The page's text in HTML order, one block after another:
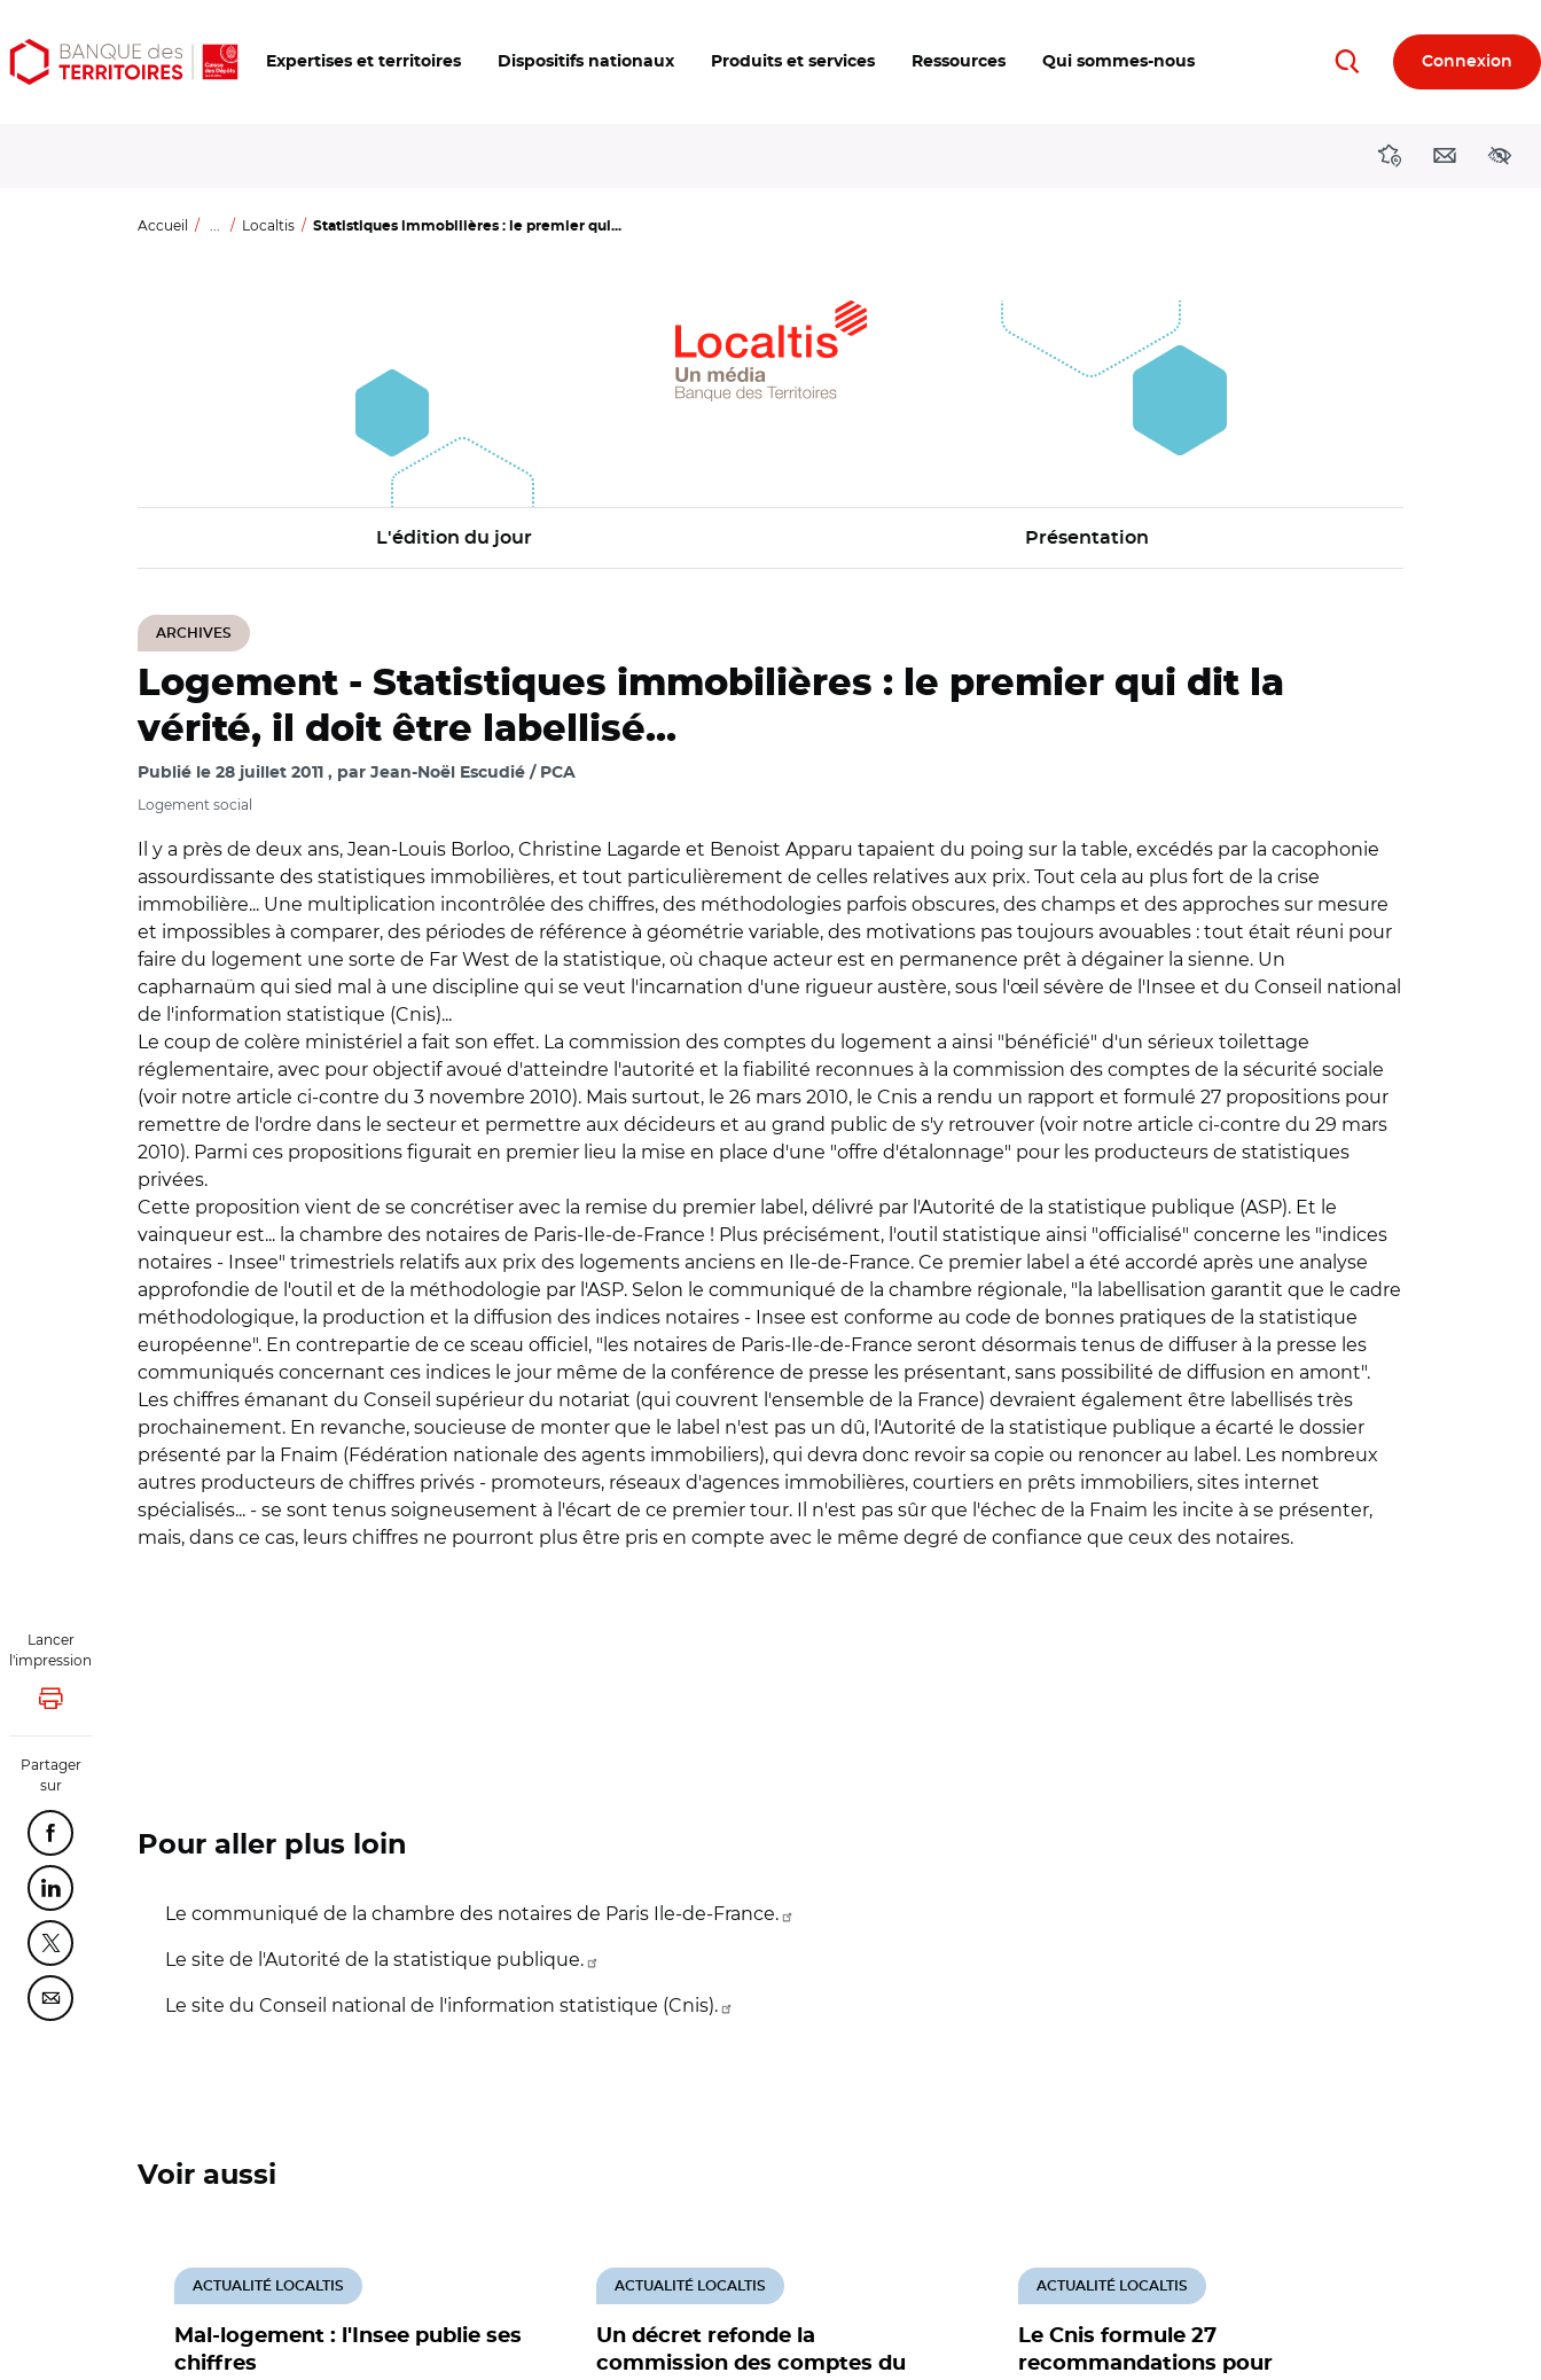
Aller
au
Aller
au
Ouvrir
les
Expertises et territoires Dispositifs nationaux Produits et services Ressources Qui sommes-nous RechercherConnexion
DirectionsContact
Accueil ... Localtis Statistiques immobilières : le premier qui...
L'édition du jour Présentation
ARCHIVES
Lancer
l'impression
Lancer l'impression
Partager
sur
Partager cette page sur Facebook
Partager cette page sur Linkedin
Partager cette page sur Twitter
Partager cette page sur Courriel
Logement - Statistiques immobilières : le premier qui dit la
vérité, il doit être labellisé...
Publié le 28 juillet 2011 par Jean-Noël Escudié / PCA
Logement social
Il y a près de deux ans, Jean-Louis Borloo, Christine Lagarde et Benoist Apparu tapaient du poing sur la table, excédés par la cacophonie
assourdissante des statistiques immobilières, et tout particulièrement de celles relatives aux prix. Tout cela au plus fort de la crise
immobilière... Une multiplication incontrôlée des chiffres, des méthodologies parfois obscures, des champs et des approches sur mesure
et impossibles à comparer, des périodes de référence à géométrie variable, des motivations pas toujours avouables : tout était réuni pour
faire du logement une sorte de Far West de la statistique, où chaque acteur est en permanence prêt à dégainer la sienne. Un
capharnaüm qui sied mal à une discipline qui se veut l'incarnation d'une rigueur austère, sous l'œil sévère de l'Insee et du Conseil national
de l'information statistique (Cnis)...
Le coup de colère ministériel a fait son effet. La commission des comptes du logement a ainsi "bénéficié" d'un sérieux toilettage
réglementaire, avec pour objectif avoué d'atteindre l'autorité et la fiabilité reconnues à la commission des comptes de la sécurité sociale
(voir notre article ci-contre du 3 novembre 2010). Mais surtout, le 26 mars 2010, le Cnis a rendu un rapport et formulé 27 propositions pour
remettre de l'ordre dans le secteur et permettre aux décideurs et au grand public de s'y retrouver (voir notre article ci-contre du 29 mars
2010). Parmi ces propositions figurait en premier lieu la mise en place d'une "offre d'étalonnage" pour les producteurs de statistiques
privées.
Cette proposition vient de se concrétiser avec la remise du premier label, délivré par l'Autorité de la statistique publique (ASP). Et le
vainqueur est... la chambre des notaires de Paris-Ile-de-France ! Plus précisément, l'outil statistique ainsi "officialisé" concerne les "indices
notaires - Insee" trimestriels relatifs aux prix des logements anciens en Ile-de-France. Ce premier label a été accordé après une analyse
approfondie de l'outil et de la méthodologie par l'ASP. Selon le communiqué de la chambre régionale, "la labellisation garantit que le cadre
méthodologique, la production et la diffusion des indices notaires - Insee est conforme au code de bonnes pratiques de la statistique
européenne". En contrepartie de ce sceau officiel, "les notaires de Paris-Ile-de-France seront désormais tenus de diffuser à la presse les
communiqués concernant ces indices le jour même de la conférence de presse les présentant, sans possibilité de diffusion en amont".
Les chiffres émanant du Conseil supérieur du notariat (qui couvrent l'ensemble de la France) devraient également être labellisés très
prochainement. En revanche, soucieuse de monter que le label n'est pas un dû, l'Autorité de la statistique publique a écarté le dossier
présenté par la Fnaim (Fédération nationale des agents immobiliers), qui devra donc revoir sa copie ou renoncer au label. Les nombreux
autres producteurs de chiffres privés - promoteurs, réseaux d'agences immobilières, courtiers en prêts immobiliers, sites internet
spécialisés... - se sont tenus soigneusement à l'écart de ce premier tour. Il n'est pas sûr que l'échec de la Fnaim les incite à se présenter,
mais, dans ce cas, leurs chiffres ne pourront plus être pris en compte avec le même degré de confiance que ceux des notaires.
Pour aller plus loin
Le communiqué de la chambre des notaires de Paris Ile-de-France.
Le site de l'Autorité de la statistique publique.
Le site du Conseil national de l'information statistique (Cnis).
Voir aussi
Mal-logement : l'Insee publie ses
chiffres
ACTUALITÉ LOCALTIS
Un décret refonde la
commission des comptes du
ACTUALITÉ LOCALTIS
Le Cnis formule 27
recommandations pour
ACTUALITÉ LOCALTIS